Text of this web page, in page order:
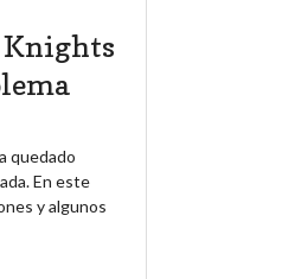
Knights
quedado
En este
y algunos